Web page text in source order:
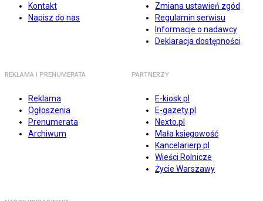
Kontakt
Napisz do nas
Zmiana ustawień zgód
Regulamin serwisu
Informacje o nadawcy
Deklaracja dostępności
REKLAMA I PRENUMERATA
Reklama
Ogłoszenia
Prenumerata
Archiwum
PARTNERZY
E-kiosk.pl
E-gazety.pl
Nexto.pl
Mała księgowość
Kancelarierp.pl
Wieści Rolnicze
Życie Warszawy